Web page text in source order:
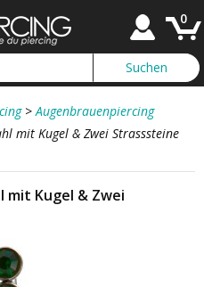
0
> Augenbrauenpiercing
mit Kugel & Zwei Strasssteine
mit Kugel & Zwei